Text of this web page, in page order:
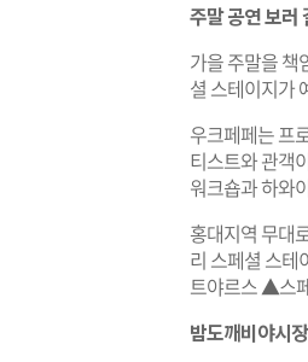
주말 공연 보러
가을 주말을 책
셜 스테이지가
우크페페는 프
티스트와 관객
워크숍과 하와
홍대지역 무대
리 스페셜 스
트야르스 ▲스
밤도깨비야시